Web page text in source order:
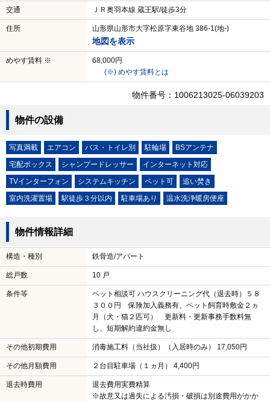
交通 ＪＲ奥羽本線 蔵王駅/徒歩3分
住所 山形県山形市大字松原字東谷地 386-1(地-)
地図を表示
めやす賃料 ※
68,000円
(※) めやす賃料とは
物件番号：1006213025-06039203
物件の設備
写真満載 エアコン バス・トイレ別 駐輪場
BSアンテナ
宅配ボックス
シャンプードレッサー
インターネット対応
TVインターフォン
システムキッチン ペット可
追い焚き
室内洗濯置場
駅徒歩３分以内 駐車場あり 温水洗浄暖房便座
物件情報詳細
構造・種別 鉄骨造/アパート
総戸数 10 戸
条件等
ペット相談可 ハウスクリーニング代（退去時）５８
３００円 保険加入義務有、ペット飼育時敷金２ヵ
月（犬・猫２匹可） 更新料・更新事務手数料無
し、短期解約違約金無し
その他初期費用 消毒施工料（当社扱）（入居時のみ） 17,050円
その他月額費用 ２台目駐車場（１ヵ月） 4,400円
退去時費用
退去費用実費精算
※故意又は過失による汚損・破損は別途費用がかか